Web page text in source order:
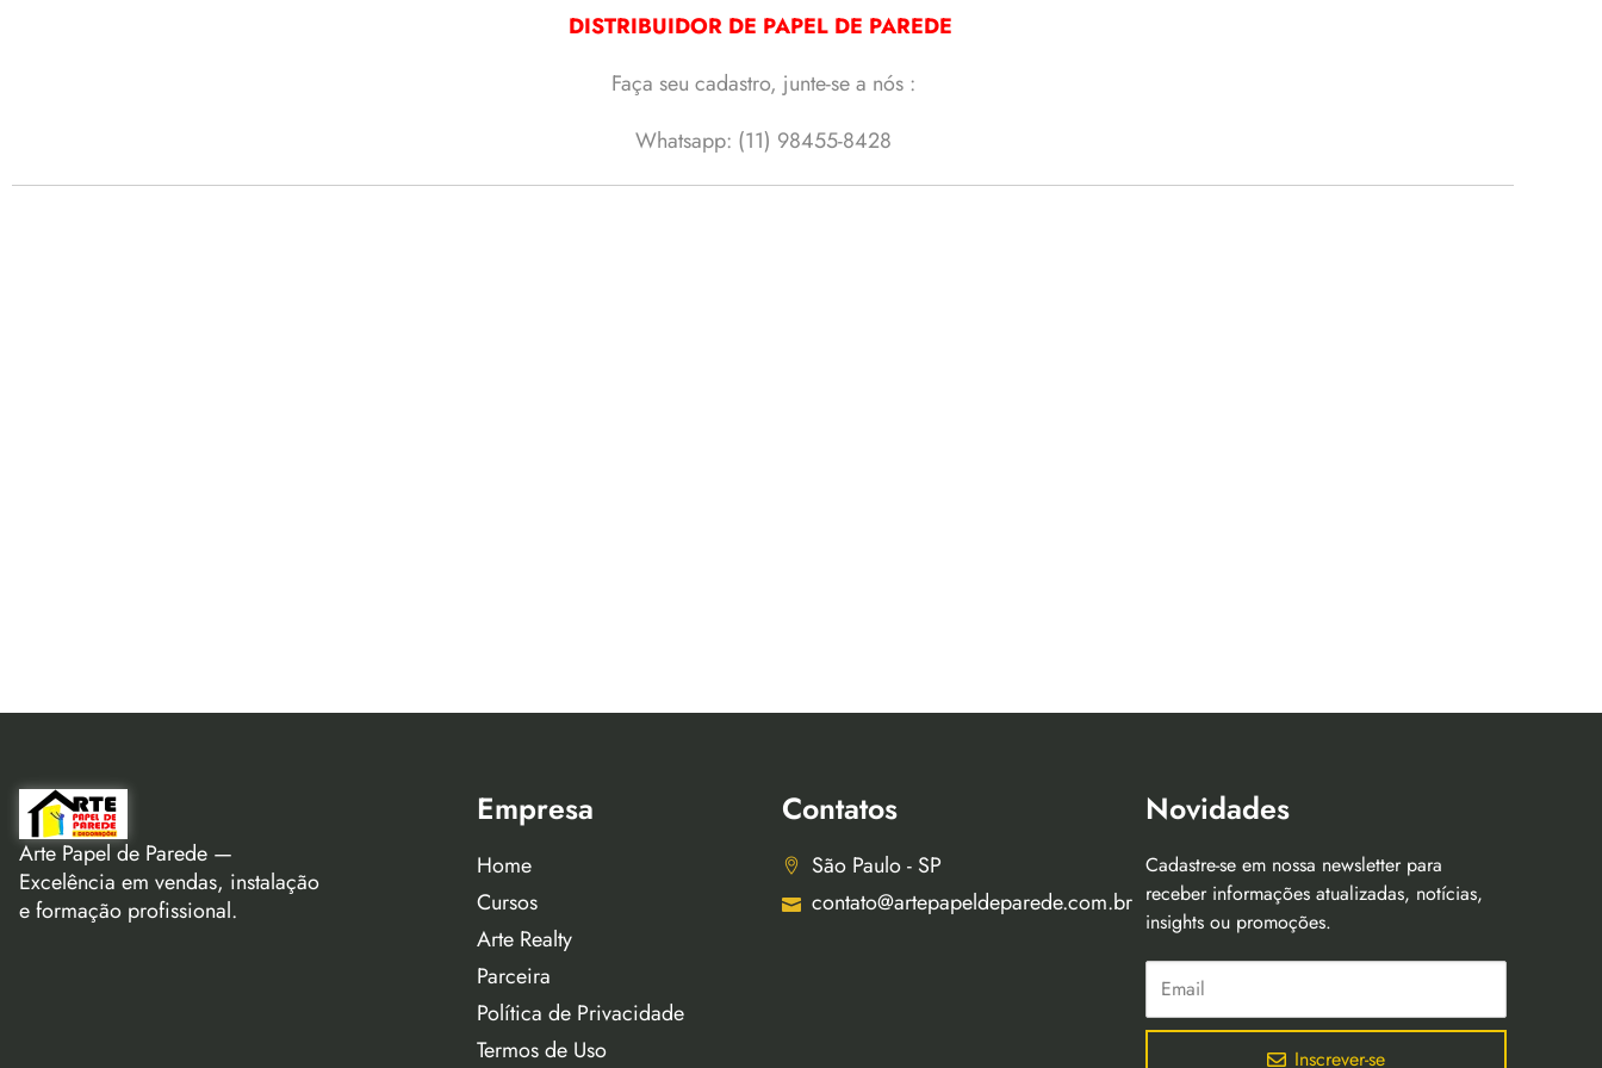
DISTRIBUIDOR DE PAPEL DE PAREDE
Faça seu cadastro, junte-se a nós :
Whatsapp: (11) 98455-8428
Arte Papel de Parede —
Excelência em vendas, instalação
e formação profissional.
Empresa
Home
Cursos
Arte Realty
Parceira
Política de Privacidade
Termos de Uso
Contatos
São Paulo - SP
contato@artepapeldeparede.com.br
Novidades
Cadastre-se em nossa newsletter para
receber informações atualizadas, notícias,
insights ou promoções.
Inscrever-se